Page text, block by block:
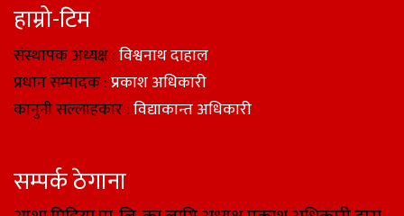
हाम्रो-टिम
संस्थापक अध्यक्ष :विश्वनाथ दाहाल
प्रधान सम्पादक :प्रकाश अधिकारी
कानुनी सल्लाहकार :विद्याकान्त अधिकारी
सम्पर्क ठेगाना